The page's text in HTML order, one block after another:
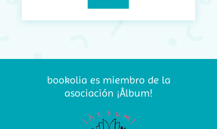
bookolia es miembro de la
asociación ¡Âlbum!